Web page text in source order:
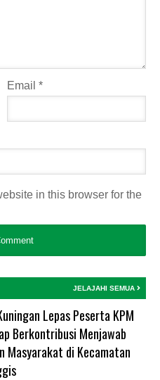
Email*
in this browser for the
JELAJAHI SEMUA
Lepas Peserta KPM
Berkontribusi Menjawab
Masyarakat di Kecamatan